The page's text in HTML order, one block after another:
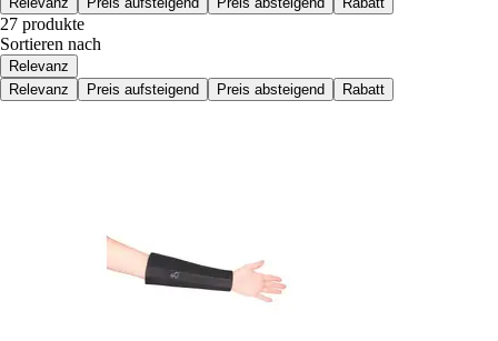
27 produkte
Sortieren nach
Relevanz
Relevanz
Preis aufsteigend Preis absteigend Rabatt